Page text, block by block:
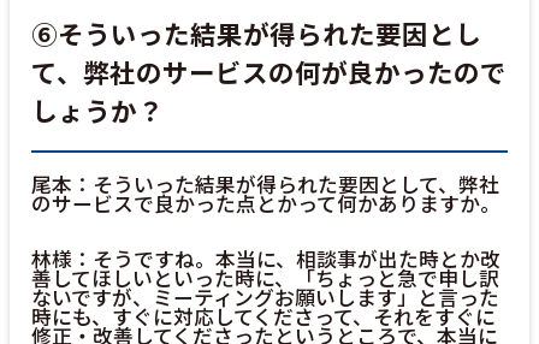
⑥そういった結果が得られた要因とし
て、弊社のサービスの何が良かったので
しょうか？
尾本：そういった結果が得られた要因として、弊社
のサービスで良かった点とかって何かありますか。
林様：そうですね。本当に、相談事が出た時とか改
善してほしいといった時に、「ちょっと急で申し訳
ないですが、ミーティングお願いします」と言った
時にも、すぐに対応してくださって、それをすぐに
修正・改善してくださったというところで、本当に